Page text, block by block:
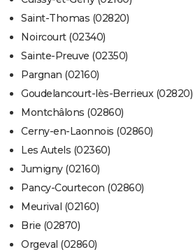
Saint-Thomas (02820)
Noircourt (02340)
Sainte-Preuve (02350)
Pargnan (02160)
Goudelancourt-lès-Berrieux (02820)
Montchâlons (02860)
Cerny-en-Laonnois (02860)
Les Autels (02360)
Jumigny (02160)
Pancy-Courtecon (02860)
Meurival (02160)
Brie (02870)
Orgeval (02860)